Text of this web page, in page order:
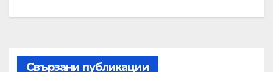
Свързани публикации